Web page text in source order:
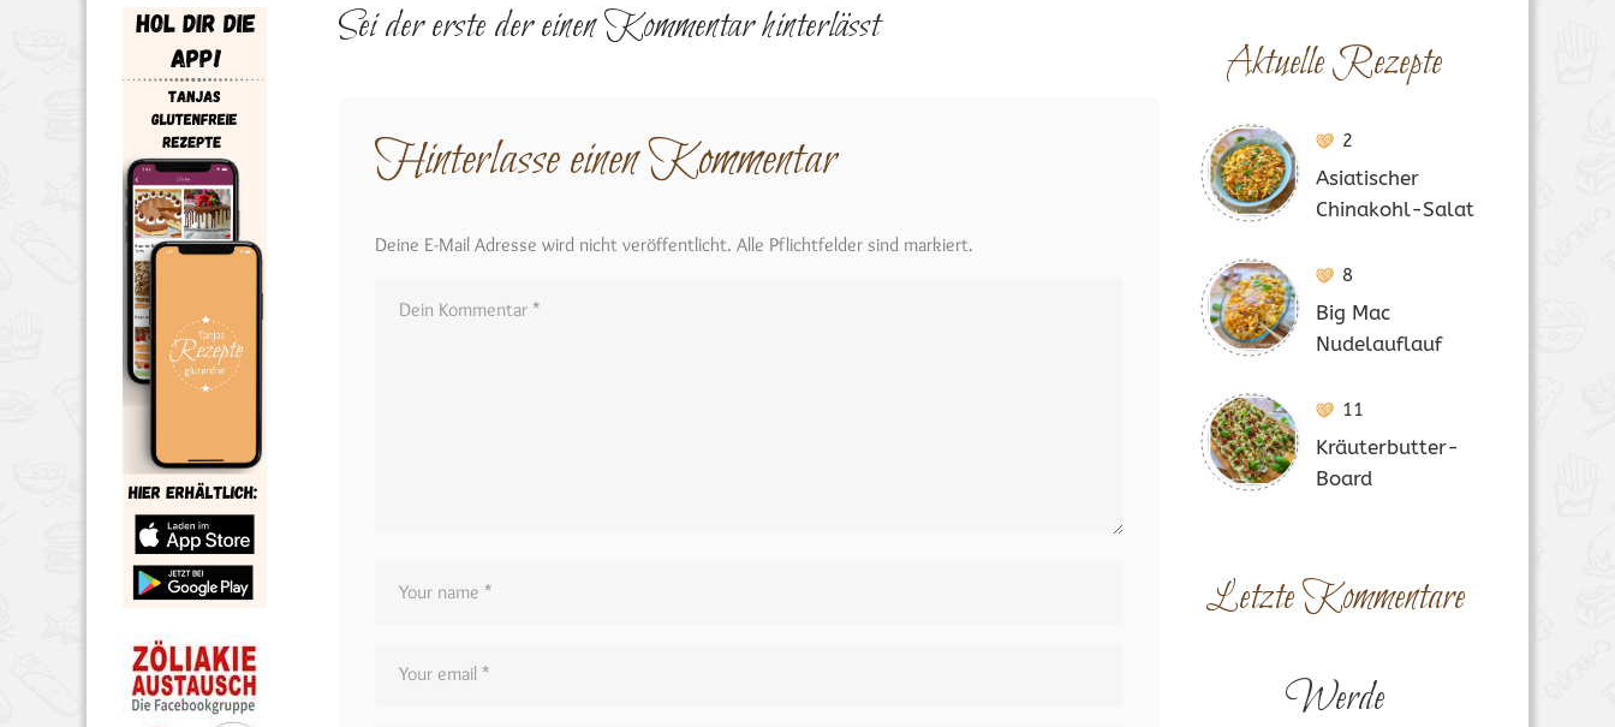
Sei der erste der einen Kommentar hinterlässt
Hinterlasse einen Kommentar
Deine E-Mail Adresse wird nicht veröffentlicht. Alle Pflichtfelder sind markiert.
Aktuelle Rezepte
2
Asiatischer
Chinakohl-Salat
8
Big Mac
Nudelauflauf
11
Kräuterbutter-
Board
Letzte Kommentare
Werde